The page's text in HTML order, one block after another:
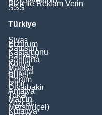
Bizimle Reklam Verin
SSS
Türkiye
Sivas
Erzurum
Samsun
Kastamonu
Balikesir
Şanliurfa
Konya
Manisa
Ankara
Bursa
Çorum
İzmir
Diyarbakir
Antalya
Tokat
Mardin
Yozgat
Mersin(İçel)
Kütahya